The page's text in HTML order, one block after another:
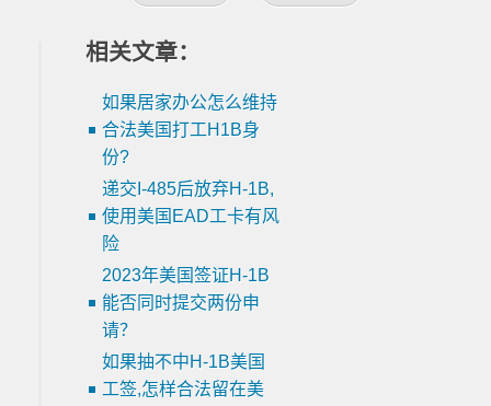
相关文章：
如果居家办公怎么维持
合法美国打工H1B身
份?
递交I-485后放弃H-1B,
使用美国EAD工卡有风
险
2023年美国签证H-1B
能否同时提交两份申
请？
如果抽不中H-1B美国
工签,怎样合法留在美